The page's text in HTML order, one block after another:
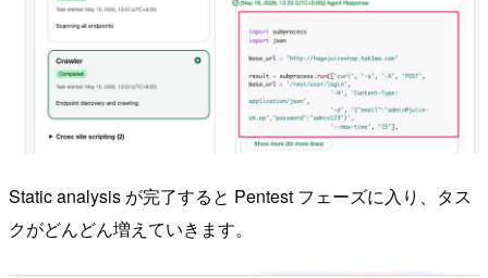
Static analysis が完了すると Pentest フェーズに入り、タス
クがどんどん増えていきます。